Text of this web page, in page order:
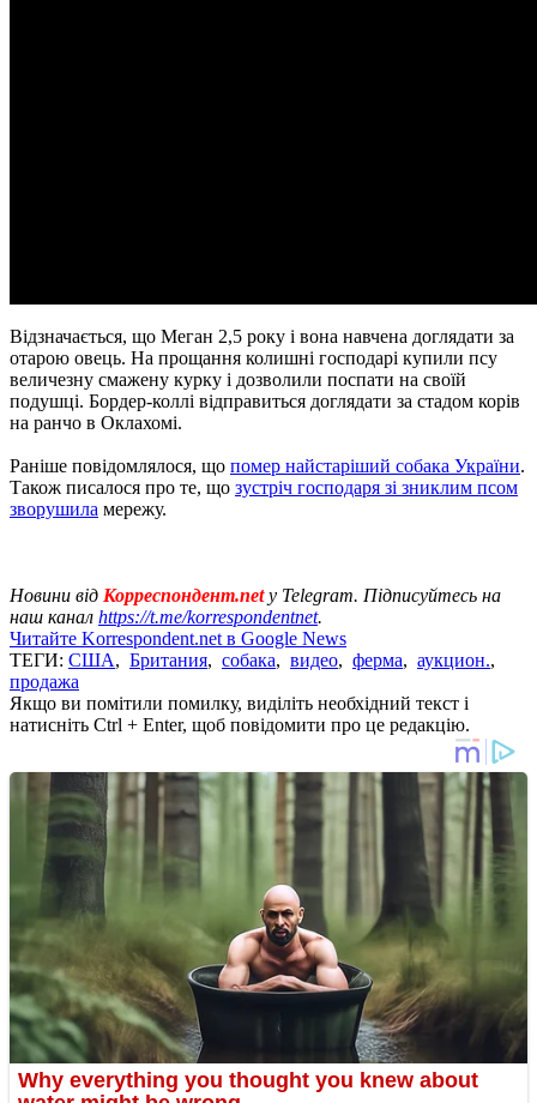
Відзначається, що Меган 2,5 року і вона навчена доглядати за
отарою овець. На прощання колишні господарі купили псу
величезну смажену курку і дозволили поспати на своїй
подушці. Бордер-коллі відправиться доглядати за стадом корів
на ранчо в Оклахомі.
Раніше повідомлялося, що помер найстаріший собака України.
Також писалося про те, що зустріч господаря зі зниклим псом
зворушила мережу.
Новини від Корреспондент.net у Telegram. Підписуйтесь на
наш канал https://t.me/korrespondentnet.
Читайте Korrespondent.net в Google News
ТЕГИ: США, Британия, собака, видео, ферма, аукцион.,
продажа
Якщо ви помітили помилку, виділіть необхідний текст і
натисніть Ctrl + Enter, щоб повідомити про це редакцію.